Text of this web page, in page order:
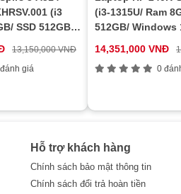
(i3
SSD 512GB/
13,150,000 VNĐ
giá
(i3-1315U/ Ram
512GB/ Windows
14,351,000 VNĐ
0
Hỗ trợ khách hàng
Chính sách bảo mật thông tin
Chính sách đổi trả hoàn tiền